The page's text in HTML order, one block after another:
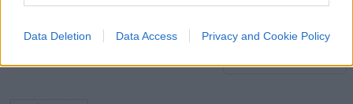
Data Deletion Data Access Privacy and Cookie Policy
12